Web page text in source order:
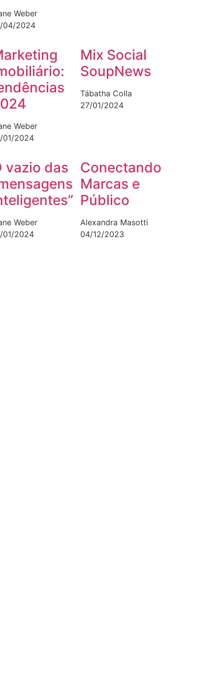
Weber
04/2024
Weber
01/2024
Mix Social
SoupNews
Tábatha Colla
27/01/2024
vazio das
Weber
01/2024
Conectando
Marcas e
Público
Alexandra Masotti
04/12/2023